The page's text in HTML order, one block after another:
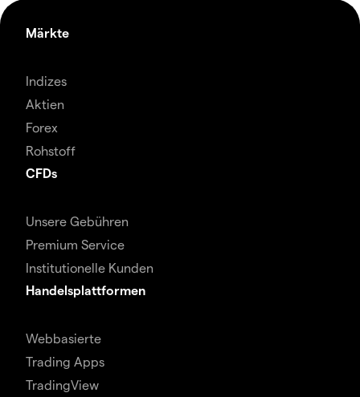
Märkte
Indizes
Aktien
Forex
Rohstoff
CFDs
Unsere Gebühren
Premium Service
Institutionelle Kunden
Handelsplattformen
Webbasierte
Trading Apps
TradingView